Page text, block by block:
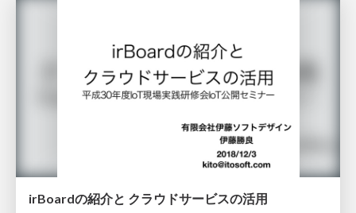
irBoardの紹介と クラウドサービスの活用